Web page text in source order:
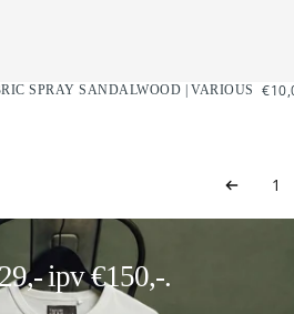
SPRAY SANDALWOOD | VARIOUS
1
ipv €150,-.